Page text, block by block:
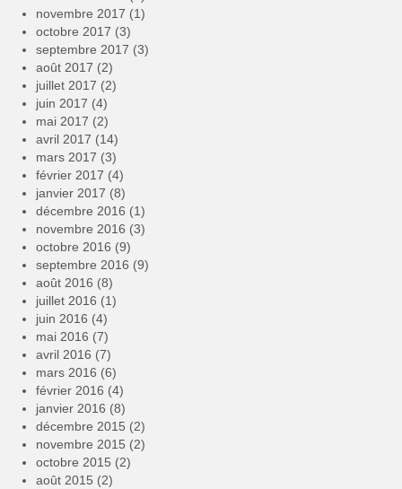
novembre 2017 (1)
octobre 2017 (3)
septembre 2017 (3)
août 2017 (2)
juillet 2017 (2)
juin 2017 (4)
mai 2017 (2)
avril 2017 (14)
mars 2017 (3)
février 2017 (4)
janvier 2017 (8)
décembre 2016 (1)
novembre 2016 (3)
octobre 2016 (9)
septembre 2016 (9)
août 2016 (8)
juillet 2016 (1)
juin 2016 (4)
mai 2016 (7)
avril 2016 (7)
mars 2016 (6)
février 2016 (4)
janvier 2016 (8)
décembre 2015 (2)
novembre 2015 (2)
octobre 2015 (2)
août 2015 (2)